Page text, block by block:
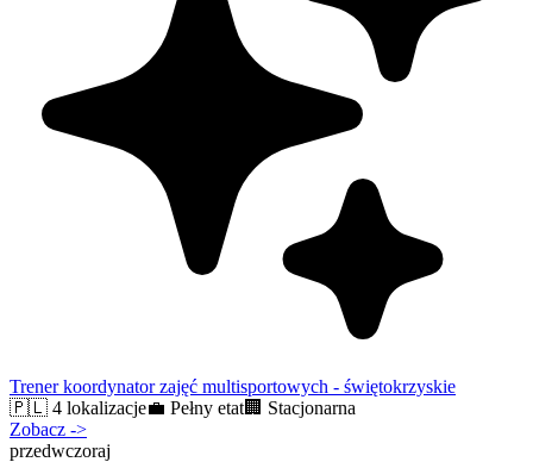
Trener koordynator zajęć multisportowych - świętokrzyskie
🇵🇱 4 lokalizacje💼 Pełny etat🏢 Stacjonarna
Zobacz ->
przedwczoraj